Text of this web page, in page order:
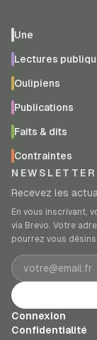
Une
Lectures
Oulipiens
Publications
Faits & dits
Contraintes
NEWSLETTER
Recevez les
En vous inscrivant,
via Brevo. Votre
pourrez vous
Adresse e-mail
Connexion
Confidentialité